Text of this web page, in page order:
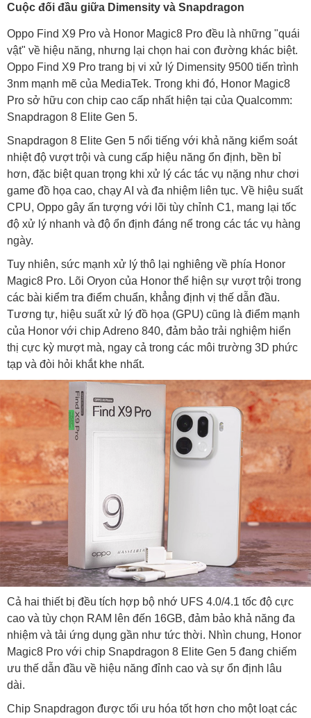
Cuộc đối đầu giữa Dimensity và Snapdragon
Oppo Find X9 Pro và Honor Magic8 Pro đều là những "quái
vật" về hiệu năng, nhưng lại chọn hai con đường khác biệt.
Oppo Find X9 Pro trang bị vi xử lý Dimensity 9500 tiến trình
3nm mạnh mẽ của MediaTek. Trong khi đó, Honor Magic8
Pro sở hữu con chip cao cấp nhất hiện tại của Qualcomm:
Snapdragon 8 Elite Gen 5.
Snapdragon 8 Elite Gen 5 nổi tiếng với khả năng kiểm soát
nhiệt độ vượt trội và cung cấp hiệu năng ổn định, bền bỉ
hơn, đặc biệt quan trọng khi xử lý các tác vụ nặng như chơi
game đồ họa cao, chạy AI và đa nhiệm liên tục. Về hiệu suất
CPU, Oppo gây ấn tượng với lõi tùy chỉnh C1, mang lại tốc
độ xử lý nhanh và độ ổn định đáng nể trong các tác vụ hàng
ngày.
Tuy nhiên, sức mạnh xử lý thô lại nghiêng về phía Honor
Magic8 Pro. Lõi Oryon của Honor thể hiện sự vượt trội trong
các bài kiểm tra điểm chuẩn, khẳng định vị thế dẫn đầu.
Tương tự, hiệu suất xử lý đồ họa (GPU) cũng là điểm mạnh
của Honor với chip Adreno 840, đảm bảo trải nghiệm hiển
thị cực kỳ mượt mà, ngay cả trong các môi trường 3D phức
tạp và đòi hỏi khắt khe nhất.
Cả hai thiết bị đều tích hợp bộ nhớ UFS 4.0/4.1 tốc độ cực
cao và tùy chọn RAM lên đến 16GB, đảm bảo khả năng đa
nhiệm và tải ứng dụng gần như tức thời. Nhìn chung, Honor
Magic8 Pro với chip Snapdragon 8 Elite Gen 5 đang chiếm
ưu thế dẫn đầu về hiệu năng đỉnh cao và sự ổn định lâu
dài.
Chip Snapdragon được tối ưu hóa tốt hơn cho một loạt các